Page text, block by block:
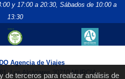
de terceros para realizar análisis de
y 17:00 a 20:30, Sábados de 10:00 a
13:30
Agencia de Viajes
Los Alcázares 30710 MURCIA